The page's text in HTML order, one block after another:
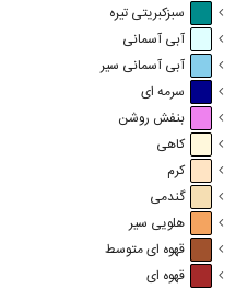
سبزکبریتی تیره
آبی آسمانی
آبی آسمانی سیر
سرمه ای
بنفش روشن
کاهی
کرم
گندمی
هلویی سیر
قهوه ای متوسط
قهوه ای